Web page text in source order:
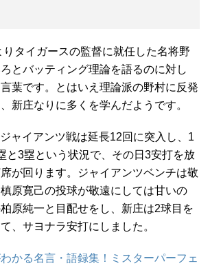
タイガースの監督に就任した名将野
とバッティング理論を語るのに対し
葉です。とはいえ理論派の野村に反発
新庄なりに多くを学んだようです。
ャイアンツ戦は延長12回に突入し、1
と3塁という状況で、その日3安打を放
が回ります。ジャイアンツベンチは敬
原寛己の投球が敬遠にしては甘いの
原純一と目配せをし、新庄は2球目を
、サヨナラ安打にしました。
かる名言・語録集！ミスターパーフェ